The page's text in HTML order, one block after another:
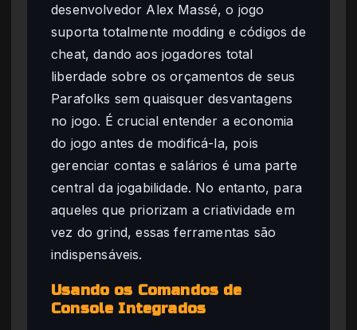
desenvolvedor Alex Massé, o jogo
suporta totalmente modding e códigos de
cheat, dando aos jogadores total
liberdade sobre os orçamentos de seus
Parafolks sem quaisquer desvantagens
no jogo. É crucial entender a economia
do jogo antes de modificá-la, pois
gerenciar contas e salários é uma parte
central da jogabilidade. No entanto, para
aqueles que priorizam a criatividade em
vez do grind, essas ferramentas são
indispensáveis.
Usando os Comandos de
Console Integrados